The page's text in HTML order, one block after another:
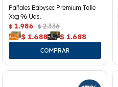
Pañales Babysec Premium Talle
Xxg 96 Uds.
$ 1.986 $ 2.336
$ 1.688 $ 1.688